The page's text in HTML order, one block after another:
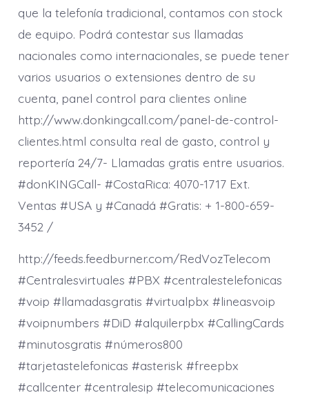
que la telefonía tradicional, contamos con stock
de equipo. Podrá contestar sus llamadas
nacionales como internacionales, se puede tener
varios usuarios o extensiones dentro de su
cuenta, panel control para clientes online
http://www.donkingcall.com/panel-de-control-
clientes.html consulta real de gasto, control y
reportería 24/7- Llamadas gratis entre usuarios.
#donKINGCall- #CostaRica: 4070-1717 Ext.
Ventas #USA y #Canadá #Gratis: + 1-800-659-
3452 /
http://feeds.feedburner.com/RedVozTelecom
#Centralesvirtuales #PBX #centralestelefonicas
#voip #llamadasgratis #virtualpbx #lineasvoip
#voipnumbers #DiD #alquilerpbx #CallingCards
#minutosgratis #números800
#tarjetastelefonicas #asterisk #freepbx
#callcenter #centralesip #telecomunicaciones